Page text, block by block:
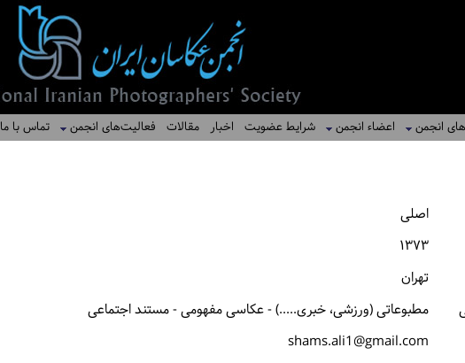
انجمن اعضاء انجمن شرایط عضویت اخبار مقالات فعالیت‌های انجمن تماس با ما
اصلی
۱۳۷۳
تهران
مطبوعاتی (ورزشی، خبری.....) - عکاسی مفهومی - مستند اجتماعی
shams.ali1@gmail.com